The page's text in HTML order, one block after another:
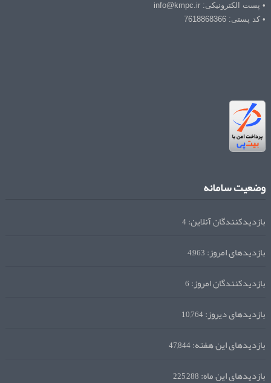
• پست الکترونیکی: info@kmpc.ir
• کد پستی: 7618868366
وضعیت سامانه
بازدیدکنندگان آنلاین:4
بازدیدهای امروز:4,963
بازدیدکنندگان امروز:6
بازدیدهای دیروز:10,764
بازدیدهای این هفته:47,844
بازدیدهای این ماه:225,288